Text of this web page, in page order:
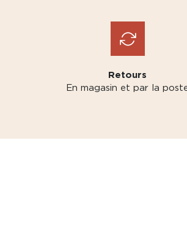
Retours
En magasin et par la